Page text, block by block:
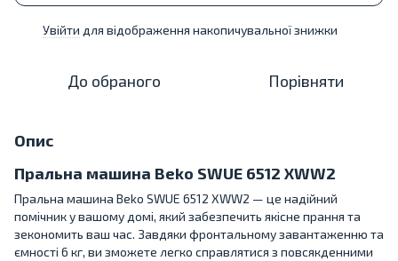
Увійти для відображення накопичувальної знижки
До обраного Порівняти
Опис
Пральна машина Beko SWUE 6512 XWW2
Пральна машина Beko SWUE 6512 XWW2 — це надійний
помічник у вашому домі, який забезпечить якісне прання та
зекономить ваш час. Завдяки фронтальному завантаженню та
ємності 6 кг, ви зможете легко справлятися з повсякденними